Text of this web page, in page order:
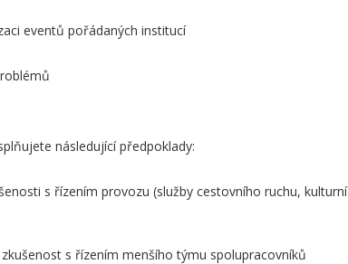
eventů pořádaných institucí
následující předpoklady:
s řízením provozu (služby cestovního ruchu, kulturní
s řízením menšího týmu spolupracovníků